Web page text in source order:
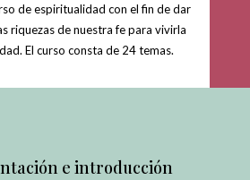
de espiritualidad con el fin de dar
riquezas de nuestra fe para vivirla
El curso consta de 24 temas.
e introducción